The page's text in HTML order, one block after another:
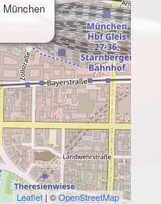
Leaflet| ©OpenStreetMap